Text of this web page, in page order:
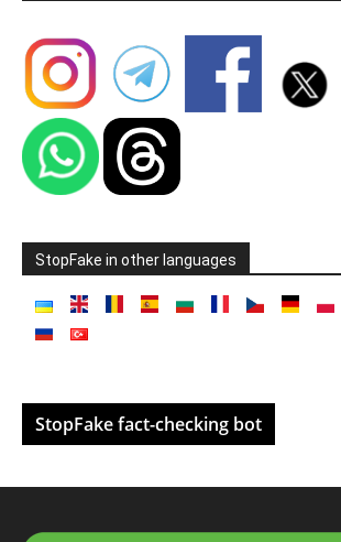
StopFake in other languages
StopFake fact-checking bot